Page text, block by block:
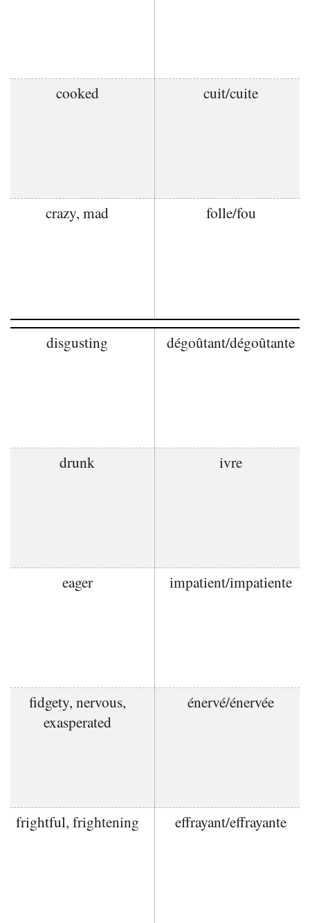
cooked cuit/cuite
crazy, mad folle/fou
disgusting dégoûtant/dégoûtante
drunk ivre
eager impatient/impatiente
fidgety, nervous,
exasperated
énervé/énervée
frightful, frightening effrayant/effrayante